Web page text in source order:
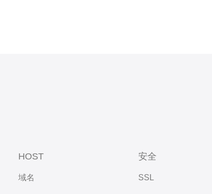
HOST
域名
安全
SSL